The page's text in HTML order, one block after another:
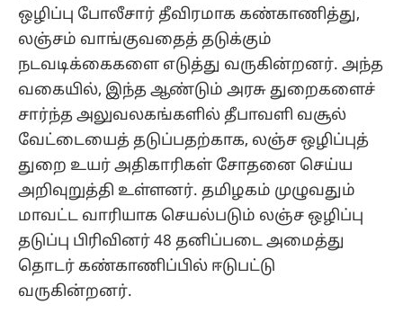
ஒழிப்பு போலீசார் தீவிரமாக கண்காணித்து,
லஞ்சம் வாங்குவதைத் தடுக்கும்
நடவடிக்கைகளை எடுத்து வருகின்றனர். அந்த
வகையில், இந்த ஆண்டும் அரசு துறைகளைச்
சார்ந்த அலுவலகங்களில் தீபாவளி வசூல்
வேட்டையைத் தடுப்பதற்காக, லஞ்ச ஒழிப்புத்
துறை உயர் அதிகாரிகள் சோதனை செய்ய
அறிவுறுத்தி உள்ளனர். தமிழகம் முழுவதும்
மாவட்ட வாரியாக செயல்படும் லஞ்ச ஒழிப்பு
தடுப்பு பிரிவினர் 48 தனிப்படை அமைத்து
தொடர் கண்காணிப்பில் ஈடுபட்டு
வருகின்றனர்.